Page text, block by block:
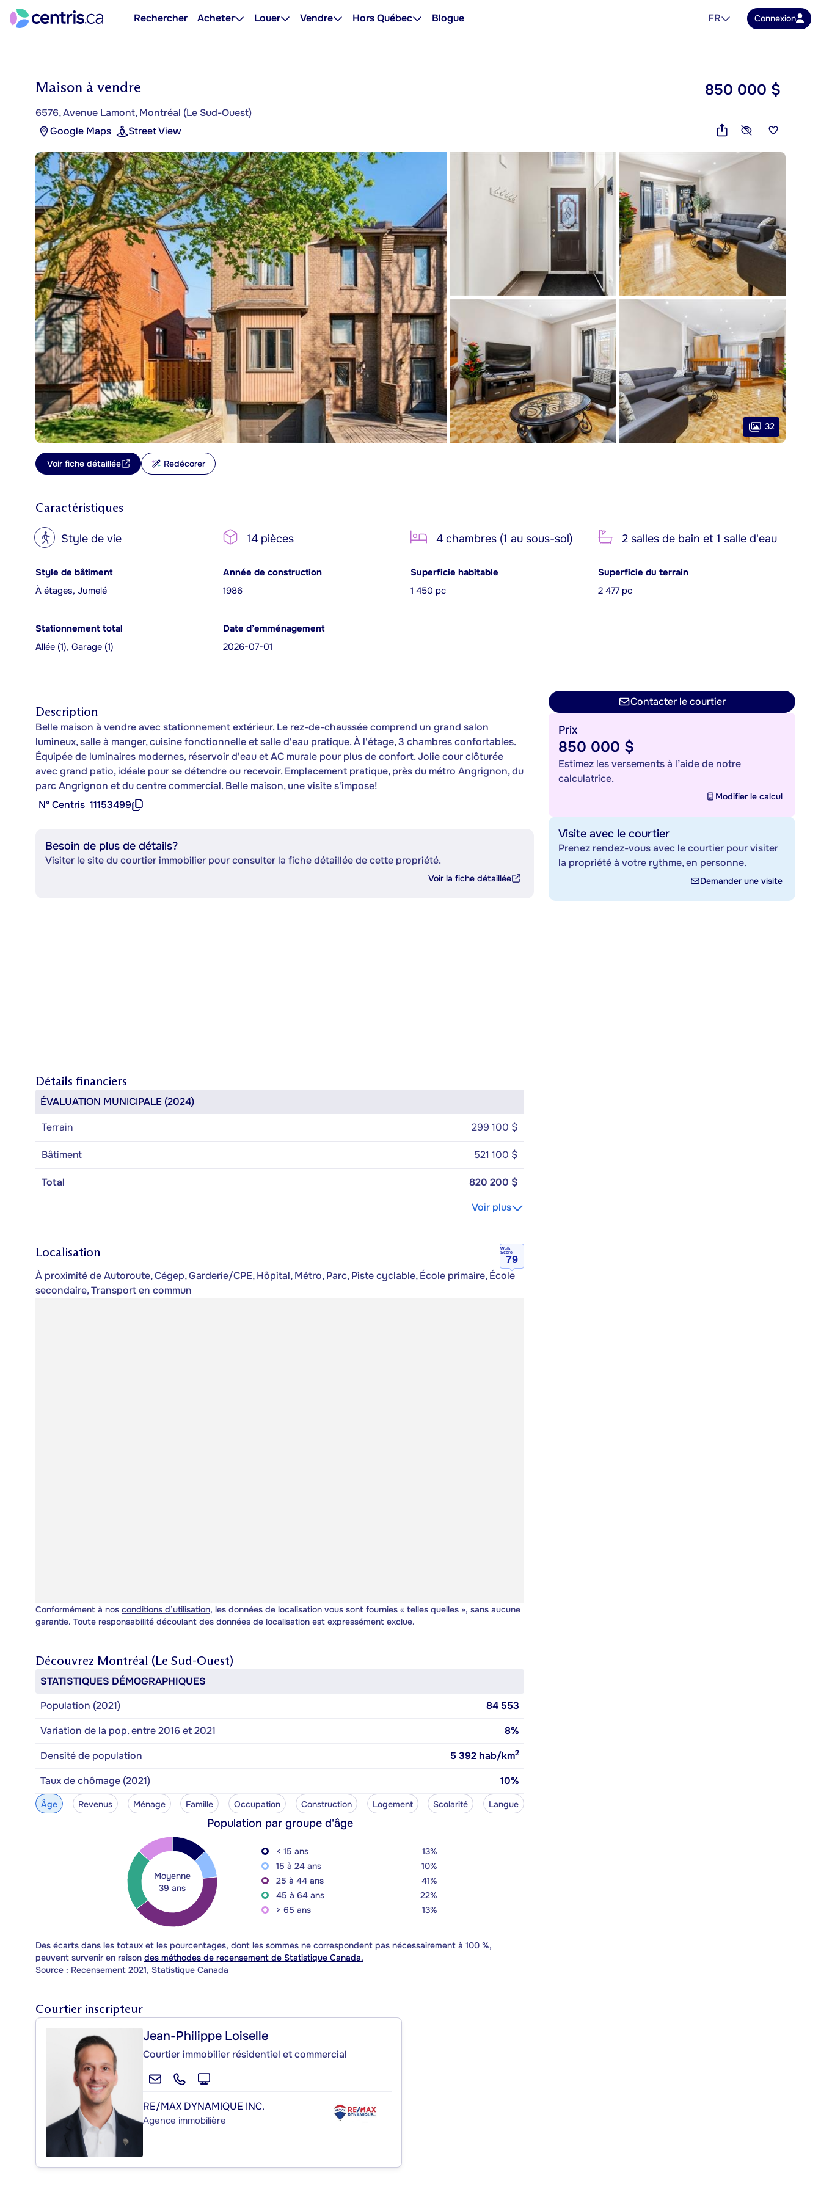
Rechercher Acheter Louer Vendre Hors Québec Blogue FR Connexion
Maison à vendre
6576, Avenue Lamont, Montréal (Le Sud-Ouest)
Google Maps
Street View
850 000 $
32
Voir fiche détaillée Redécorer
Caractéristiques
? Style de vie 14 pièces 4 chambres (1 au sous-sol) 2 salles de bain et 1 salle d'eau
Style de bâtiment
À étages, Jumelé
Année de construction
1986
Superficie habitable
1 450 pc
Superficie du terrain
2 477 pc
Stationnement total
Allée (1), Garage (1)
Date d’emménagement
2026-07-01
Description
Belle maison à vendre avec stationnement extérieur. Le rez-de-chaussée comprend un grand salon
lumineux, salle à manger, cuisine fonctionnelle et salle d'eau pratique. À l'étage, 3 chambres confortables.
Équipée de luminaires modernes, réservoir d'eau et AC murale pour plus de confort. Jolie cour clôturée
avec grand patio, idéale pour se détendre ou recevoir. Emplacement pratique, près du métro Angrignon, du
parc Angrignon et du centre commercial. Belle maison, une visite s'impose!
Nº Centris 11153499
Besoin de plus de détails?
Visiter le site du courtier immobilier pour consulter la fiche détaillée de cette propriété.
Voir la fiche détaillée
Détails financiers
ÉVALUATION MUNICIPALE (2024)
Terrain
299 100 $
Bâtiment 521 100 $
Total
820 200 $
Voir plus
Localisation
Walk
Score
79
À proximité de Autoroute, Cégep, Garderie/CPE, Hôpital, Métro, Parc, Piste cyclable, École primaire, École
secondaire, Transport en commun
Conformément à nos conditions d’utilisation, les données de localisation vous sont fournies « telles quelles », sans aucune
garantie. Toute responsabilité découlant des données de localisation est expressément exclue.
Découvrez Montréal (Le Sud-Ouest)
STATISTIQUES DÉMOGRAPHIQUES
Population (2021)
84 553
Variation de la pop. entre 2016 et 2021
8%
Densité de population
5 392 hab/km2
Taux de chômage (2021) 10%
Âge Revenus Ménage Famille Occupation Construction Logement Scolarité Langue
Population par groupe d'âge
Moyenne
39 ans
< 15 ans
13%
15 à 24 ans
10%
25 à 44 ans
41%
45 à 64 ans
22%
> 65 ans
13%
Des écarts dans les totaux et les pourcentages, dont les sommes ne correspondent pas nécessairement à 100 %,
peuvent survenir en raison des méthodes de recensement de Statistique Canada.
Source : Recensement 2021, Statistique Canada
Courtier inscripteur
Jean-Philippe Loiselle
Courtier immobilier résidentiel et commercial
RE/MAX DYNAMIQUE INC.
Agence immobilière
Contacter le courtier
Prix
850 000 $
Estimez les versements à l’aide de notre
calculatrice.
Modifier le calcul
Visite avec le courtier
Prenez rendez-vous avec le courtier pour visiter
la propriété à votre rythme, en personne.
Demander une visite